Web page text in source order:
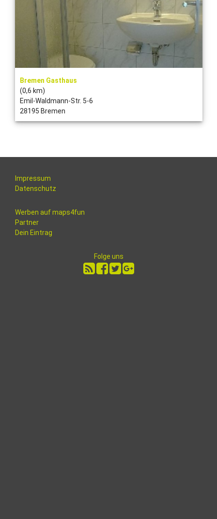
Bremen Gasthaus
(0,6 km)
Emil-Waldmann-Str. 5-6
28195 Bremen
Impressum
Datenschutz
Werben auf maps4fun
Partner
Dein Eintrag
Folge uns